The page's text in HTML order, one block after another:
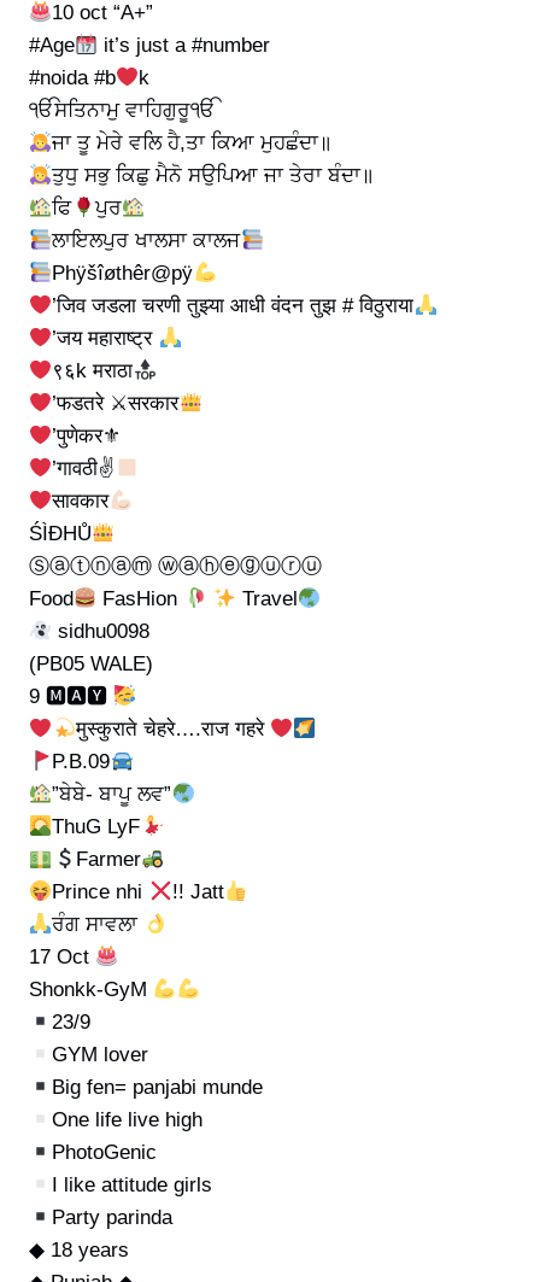
10 oct “A+”
#Age
it’s just a #number
#noida #b
k
ੴਸਤਿਨਾਮੁ ਵਾਹਿਗੁਰੂੴ
ਜਾ ਤੂ ਮੇਰੇ ਵਲਿ ਹੈ,ਤਾ ਕਿਆ ਮੁਹਛੰਦਾ॥
ਤੁਧੁ ਸਭੁ ਕਿਛੁ ਮੈਨੋ ਸਉਪਿਆ ਜਾ ਤੇਰਾ ਬੰਦਾ॥
ਫਿ
ਪੁਰ
ਲਾਇਲਪੁਰ ਖਾਲਸਾ ਕਾਲਜ
Phÿšîøthêr@pÿ
’जिव जडला चरणी तुझ्या आधी वंदन तुझ # विठुराया
’जय महाराष्ट्र
९६k मराठा
’फडतरे ⚔सरकार
’पुणेकर⚜
’गावठी✌
सावकार
ŚÌĐHŮ
Ⓢⓐⓣⓝⓐⓜ ⓦⓐⓗⓔⓖⓤⓡⓤ
Food
FasHion
Travel
sidhu0098
(PB05 WALE)
9 🅼🅰🆈
मुस्कुराते चेहरे….राज गहरे
P.B.09
”ਬੇਬੇ- ਬਾਪੂ ਲਵ”
ThuG LyF
Farmer
Prince nhi
!! Jatt
ਰੰਗ ਸਾਵਲਾ
17 Oct
Shonkk-GyM
23/9
GYM lover
Big fen= panjabi munde
One life live high
PhotoGenic
I like attitude girls
Party parinda
◆ 18 years